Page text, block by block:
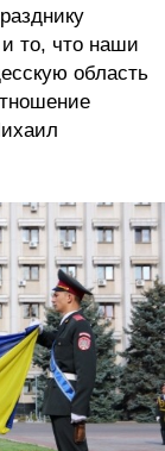
то, что наши
область